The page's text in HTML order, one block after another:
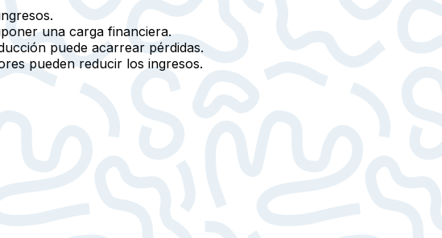
una carga financiera.
puede acarrear pérdidas.
pueden reducir los ingresos.